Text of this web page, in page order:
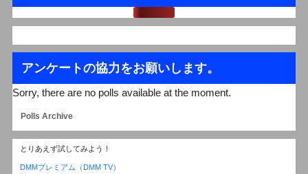
アンケートの協力をお願いします。
Sorry, there are no polls available at the moment.
Polls Archive
とりあえず試してみよう！
DMMプレミアム（DMM TV）